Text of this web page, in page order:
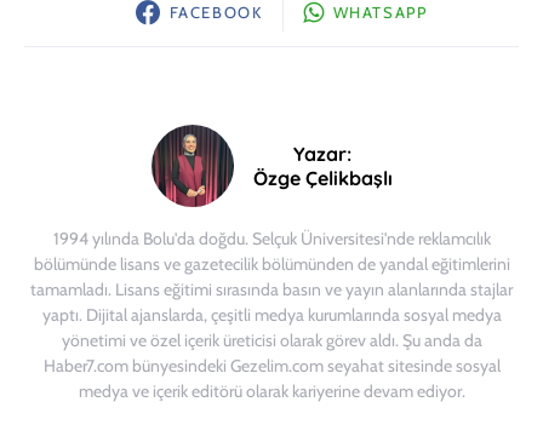
FACEBOOK WHATSAPP
Yazar:
Özge Çelikbaşlı
1994 yılında Bolu'da doğdu. Selçuk Üniversitesi'nde reklamcılık
bölümünde lisans ve gazetecilik bölümünden de yandal eğitimlerini
tamamladı. Lisans eğitimi sırasında basın ve yayın alanlarında stajlar
yaptı. Dijital ajanslarda, çeşitli medya kurumlarında sosyal medya
yönetimi ve özel içerik üreticisi olarak görev aldı. Şu anda da
Haber7.com bünyesindeki Gezelim.com seyahat sitesinde sosyal
medya ve içerik editörü olarak kariyerine devam ediyor.